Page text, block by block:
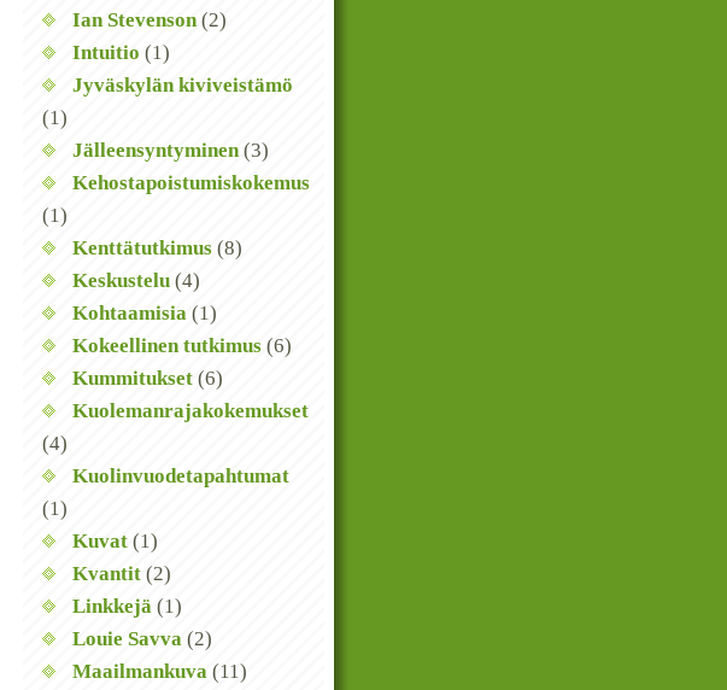
Ian Stevenson (2)
Intuitio (1)
Jyväskylän kiviveistämö
(1)
Jälleensyntyminen (3)
Kehostapoistumiskokemus
(1)
Kenttätutkimus (8)
Keskustelu (4)
Kohtaamisia (1)
Kokeellinen tutkimus (6)
Kummitukset (6)
Kuolemanrajakokemukset
(4)
Kuolinvuodetapahtumat
(1)
Kuvat (1)
Kvantit (2)
Linkkejä (1)
Louie Savva (2)
Maailmankuva (11)